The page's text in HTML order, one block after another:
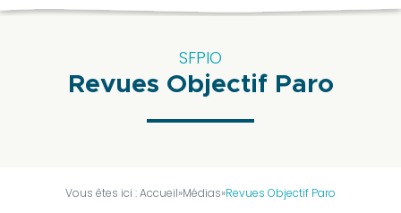
SFPIO
Revues Objectif Paro
Vous êtes ici :Accueil»Médias»Revues Objectif Paro
président